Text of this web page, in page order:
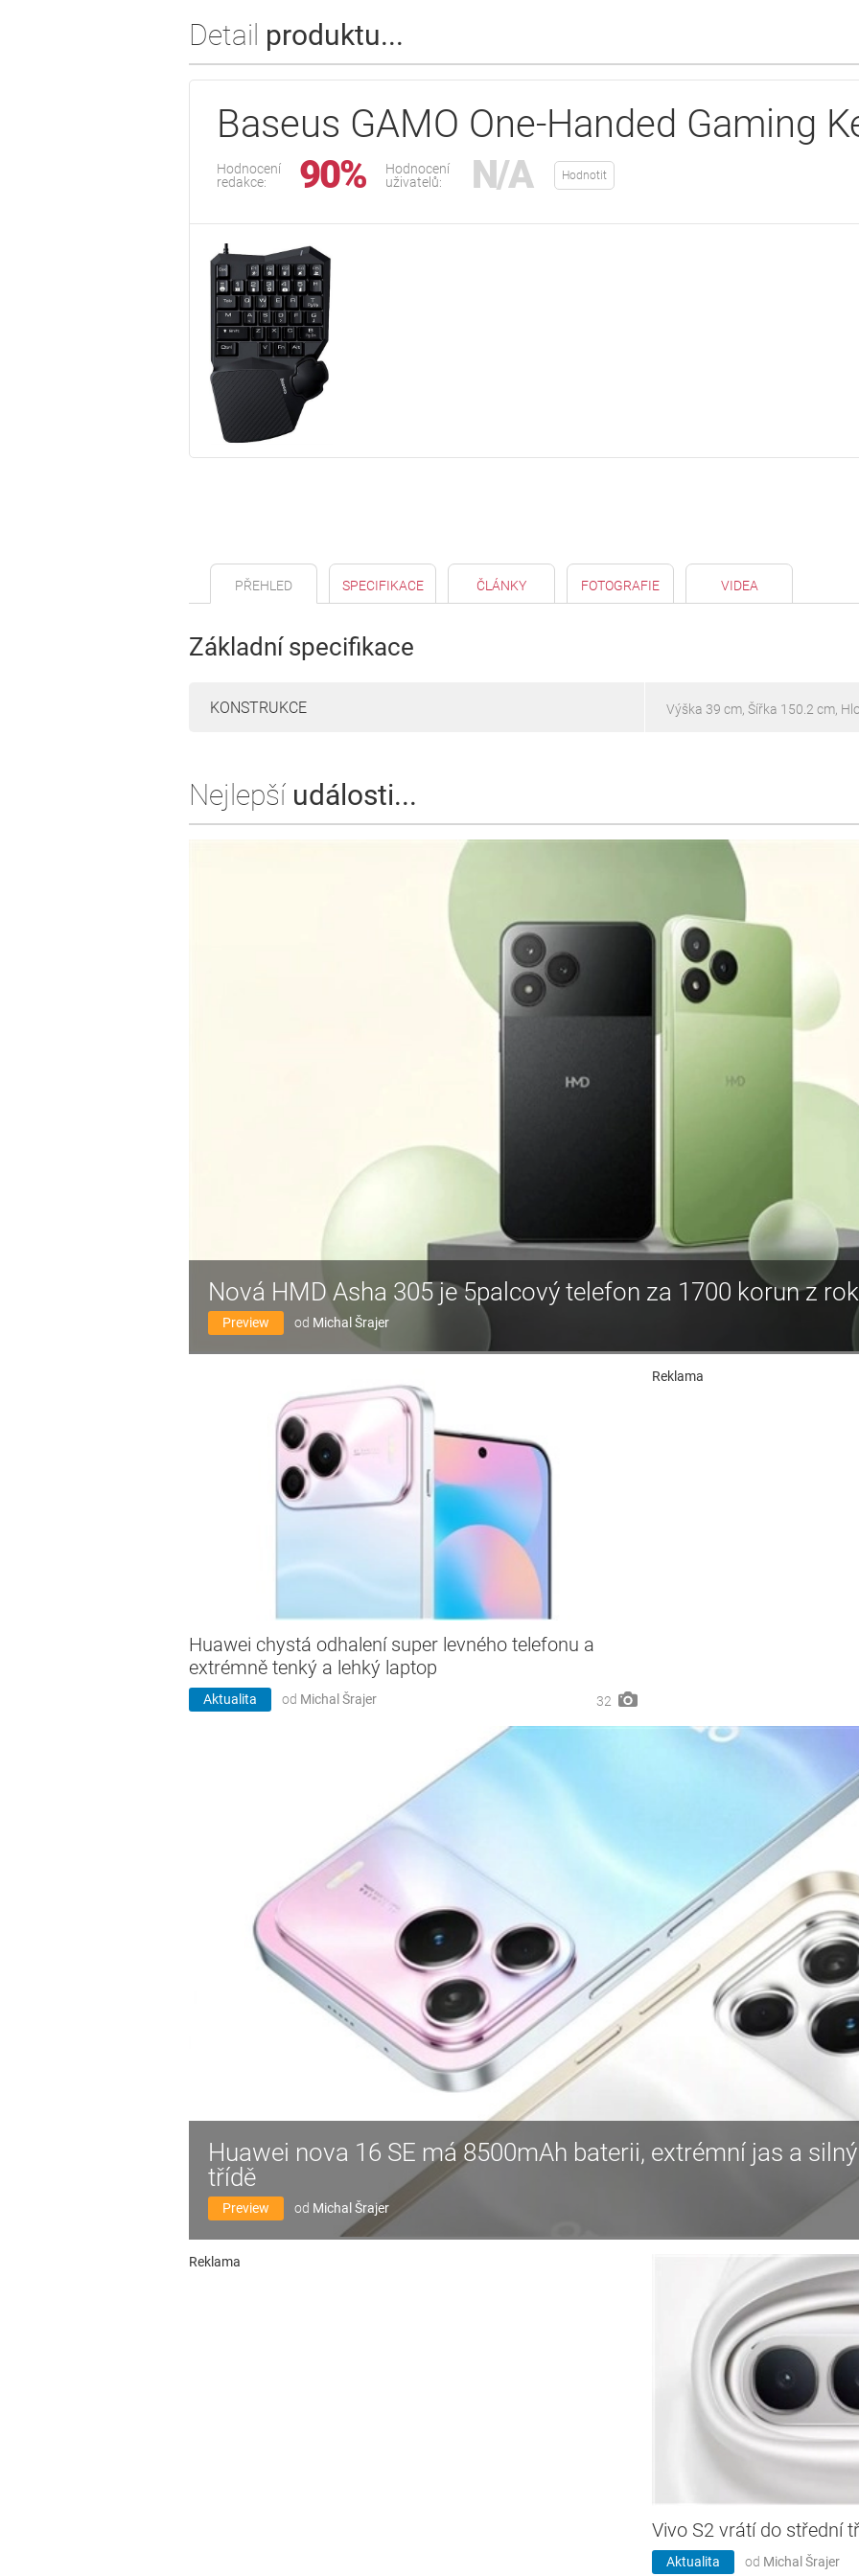
Detail produktu...
Baseus GAMO One-Handed Gaming
Hodnocení
redakce:
90%
Hodnocení
uživatelů:
N/A Hodnotit
PŘEHLED SPECIFIKACE ČLÁNKY FOTOGRAFIE VIDEA
Základní specifikace
KONSTRUKCE Výška 39 cm, Šířka 150.2 cm,
Nejlepší události...
Nová HMD Asha 305 je 5palcový telefon za 1700 korun z
Preview od Michal Šrajer
Huawei chystá odhalení super levného telefonu a
extrémně tenký a lehký laptop
Aktualita od Michal Šrajer 32
Reklama
Huawei nova 16 SE má 8500mAh baterii, extrémní jas a
třídě
Preview od Michal Šrajer
Reklama
Vivo S2 vrátí do střední
Aktualita od Michal Šrajer